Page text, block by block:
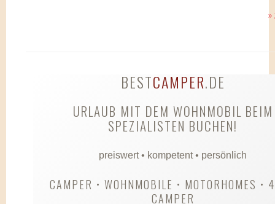
BESTCAMPER.DE
URLAUB MIT DEM WOHNMOBIL BEIM
SPEZIALISTEN BUCHEN!
preiswert • kompetent • persönlich
CAMPER • WOHNMOBILE • MOTORHOMES •
CAMPER